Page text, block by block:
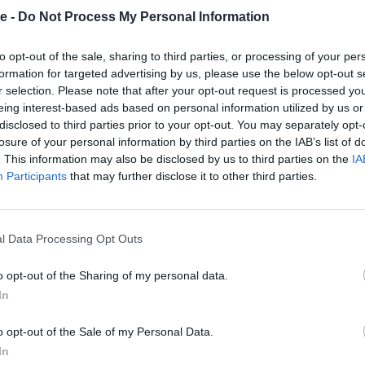
- Do Not Process My Personal Information
opt-out of the sale, sharing to third parties, or processing of your
for targeted advertising by us, please use the below opt-out
selection. Please note that after your opt-out request is processed
interest-based ads based on personal information utilized by us
to third parties prior to your opt-out. You may separately
of your personal information by third parties on the IAB’s list of
This information may also be disclosed by us to third parties on the
Participants that may further disclose it to other third parties.
Data Processing Opt Outs
opt-out of the Sharing of my personal data.
opt-out of the Sale of my Personal Data.
τρέξω ικανοποιητικά και μπορώ να διεκδικήσω
Παγκόσμιο πρωτάθλημα της Γλασκώβης. Ο
ανοιχτού στίβου. Μπορεί να είμαι έμπειρη
τεχνικά θέματα. Όπως για παράδειγμα στα
αυτό και φέτος δώσαμε ιδιαίτερη
είναι σίγουρο ότι θα πάει καλά και ο ανοιχτός
είναι τρελά υψηλό επίπεδο. Θα είναι σκληρή
που αν καταφέρω και προκριθώ θέλω να
που εάν καταφέρει να είναι παρούσα
Ευρωπαϊκό πρωτάθλημα που λαμβάνει μέρος.
στόχευα σε μετάλλια. Ήξερα ότι δεν μπορώ να
σε μεγάλες διοργανώσεις. Αυτό που είχα
σε τρεις Ολυμπιακούς αγώνες και να είμαι
για εμένα λοιπόν να φτάσω στην συμμετοχή μου